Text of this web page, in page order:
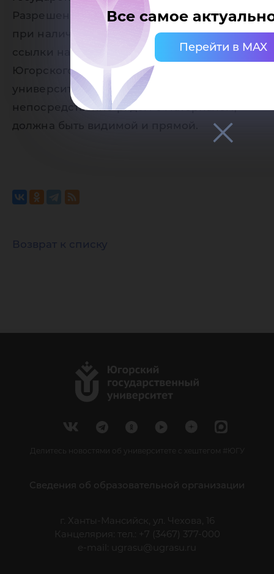
Все самое
Перейти в MAX
Разрешено копирование статей, только
при наличии активной (кликабельной)
ссылки на страницу-источник сайта
Югорского государственного
университета. Ссылка должна находиться
непосредственно рядом с материалом,
должна быть видимой и прямой.
Возврат к списку
Делитесь новостями об университете с хештегом #ЮГУ
Сведения об образовательной организации
г. Ханты-Мансийск, ул. Чехова, 16
Канцелярия: тел.: +7 (3467) 377-000
e-mail:
ugrasu@ugrasu.ru